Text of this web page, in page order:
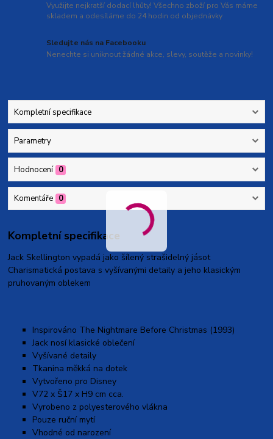
Využijte nejkratší dodací lhůty! Všechno zboží pro Vás máme
skladem a odesíláme do 24 hodin od objednávky
Sledujte nás na Facebooku
Nenechte si uniknout žádné akce, slevy, soutěže a novinky!
Kompletní specifikace
Parametry
Hodnocení 0
Komentáře 0
Kompletní specifikace
Jack Skellington vypadá jako šílený strašidelný jásot
Charismatická postava s vyšívanými detaily a jeho klasickým
pruhovaným oblekem
Inspirováno The Nightmare Before Christmas (1993)
Jack nosí klasické oblečení
Vyšívané detaily
Tkanina měkká na dotek
Vytvořeno pro Disney
V72 x Š17 x H9 cm cca.
Vyrobeno z polyesterového vlákna
Pouze ruční mytí
Vhodné od narození